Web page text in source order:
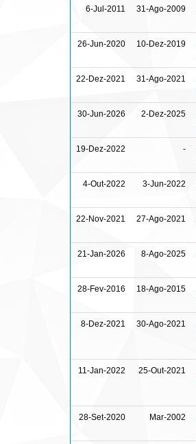
6-Jul-2011 31-Ago-2009
26-Jun-2020 10-Dez-2019
22-Dez-2021 31-Ago-2021
30-Jun-2026 2-Dez-2025
19-Dez-2022 -
4-Out-2022 3-Jun-2022
22-Nov-2021 27-Ago-2021
21-Jan-2026 8-Ago-2025
28-Fev-2016 18-Ago-2015
8-Dez-2021 30-Ago-2021
11-Jan-2022 25-Out-2021
28-Set-2020 Mar-2002